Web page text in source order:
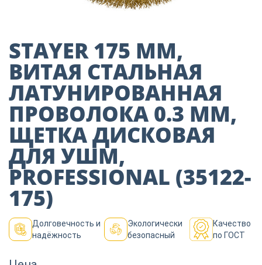
Пиломатериалы
Декор
Изоляция
Инструменты
Продукция из
дерева
Строительство
STAYER 175 ММ,
ВИТАЯ СТАЛЬНАЯ
ЛАТУНИРОВАННАЯ
ПРОВОЛОКА 0.3 ММ,
ЩЕТКА ДИСКОВАЯ
ДЛЯ УШМ,
PROFESSIONAL (35122-
175)
Долговечность и
надёжность
Экологически
безопасный
Качество
по ГОСТ